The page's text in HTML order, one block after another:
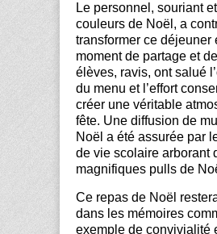
Le personnel, souriant
couleurs de Noël, a
transformer ce déjeuner
moment de partage et
élèves, ravis, ont salué
du menu et l’effort
créer une véritable
fête. Une diffusion de
Noël a été assurée par
de vie scolaire arborant
magnifiques pulls de
Ce repas de Noël
dans les mémoires
exemple de convivialité